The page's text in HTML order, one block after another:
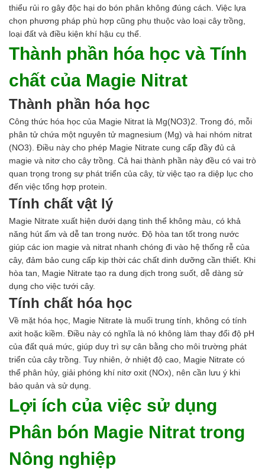
Nguyên liệu chăn nuôi
HÓA CHẤT XÂY DỰNG
Chống thấm sika
Silicone Dow Corning
Silicone KCC
Silicone Apollo
Silicone Kingbond
Silicone Shinetsu
Keo Silicone
Hóa chất khác
Giới Thiệu
Đối tác
Quy trình sản xuất
Tin tức
VMC GROUP
Ngành Hóa Chất
Ngành Thực Phẩm
Ngành Nông Nghiệp
Ngành Thủy Sản
Ngành Môi Trường
Ngành Nhựa
Ngành Xây Dựng
Ngành Cao Su
Ngành Xi Mạ
Ngành Thủy Tinh
Ngành Dệt Nhuộm
Ngành Sơn
Ngành In Ấn Bao Bì
Ngành Gốm Sứ
Ngành Mỹ Phẩm
Ngành Hóa Dầu
Ngành Giấy
Tuyển dụng
thiểu rủi ro gây độc hại do bón phân không đúng cách. Việc lựa
chọn phương pháp phù hợp cũng phụ thuộc vào loại cây trồng,
loại đất và điều kiện khí hậu cụ thể.
Thành phần hóa học và Tính
chất của Magie Nitrat
Thành phần hóa học
Công thức hóa học của Magie Nitrat là Mg(NO3)2. Trong đó, mỗi
phân tử chứa một nguyên tử magnesium (Mg) và hai nhóm nitrat
(NO3). Điều này cho phép Magie Nitrate cung cấp đầy đủ cả
magie và nitơ cho cây trồng. Cả hai thành phần này đều có vai trò
quan trọng trong sự phát triển của cây, từ việc tạo ra diệp lục cho
đến việc tổng hợp protein.
Tính chất vật lý
Magie Nitrate xuất hiện dưới dạng tinh thể không màu, có khả
năng hút ẩm và dễ tan trong nước. Độ hòa tan tốt trong nước
giúp các ion magie và nitrat nhanh chóng đi vào hệ thống rễ của
cây, đảm bảo cung cấp kịp thời các chất dinh dưỡng cần thiết. Khi
hòa tan, Magie Nitrate tạo ra dung dịch trong suốt, dễ dàng sử
dụng cho việc tưới cây.
Tính chất hóa học
Về mặt hóa học, Magie Nitrate là muối trung tính, không có tính
axit hoặc kiềm. Điều này có nghĩa là nó không làm thay đổi độ pH
của đất quá mức, giúp duy trì sự cân bằng cho môi trường phát
triển của cây trồng. Tuy nhiên, ở nhiệt độ cao, Magie Nitrate có
thể phân hủy, giải phóng khí nitơ oxit (NOx), nên cần lưu ý khi
bảo quản và sử dụng.
Lợi ích của việc sử dụng
Phân bón Magie Nitrat trong
Nông nghiệp